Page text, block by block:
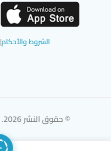
الشروط والأحكام|
© حقوق النشر 2026. تطوير بواسطة